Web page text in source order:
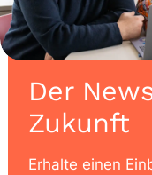
Der
Zukunft
Erhalte einen